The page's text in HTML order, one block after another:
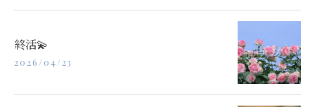
終活💫
2026/04/23